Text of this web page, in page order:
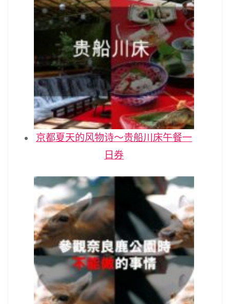
京都夏天的风物诗～贵船川床午餐一
日券